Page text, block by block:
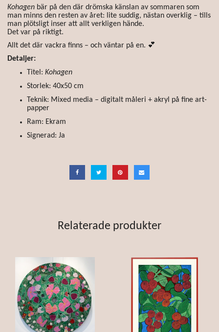
Kohagen bär på den där drömska känslan av sommaren som
man minns den resten av året: lite suddig, nästan overklig – tills
man plötsligt inser att allt verkligen hände.
Det var på riktigt.
Allt det där vackra finns – och väntar på en. 💕
Detaljer:
Titel: Kohagen
Storlek: 40x50 cm
Teknik: Mixed media – digitalt måleri + akryl på fine art-
papper
Ram: Ekram
Signerad: Ja
Relaterade produkter